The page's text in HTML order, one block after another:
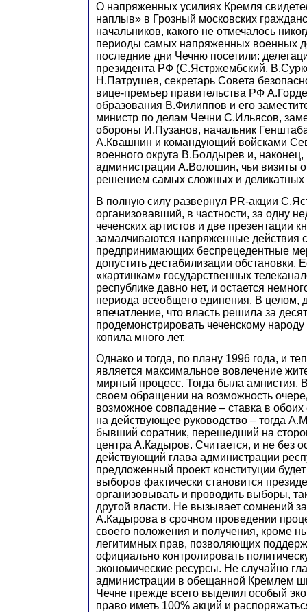
О напряженных усилиях Кремля
наплыв» в Грозный московских
начальников, какого не отмечалось
периоды самых напряженных военных
последние дни Чечню посетили:
президента РФ (С.Ястржембский,
Н.Патрушев, секретарь Совета
вице-премьер правительства РФ
образования В.Филиппов и его
министр по делам Чечни С.Ильясов,
обороны И.Пузанов, начальник
А.Квашнин и командующий войсками
военного округа В.Болдырев и, наконец,
администрации А.Волошин, чьи визиты
решением самых сложных и деликатных
В полную силу развернул PR-акции
организовавший, в частности, за одну
чеченских артистов и две презентации
замалчиваются напряженные действия
предпринимающих беспрецедентные
допустить дестабилизации обстановки.
«картинкам» государственных
республике давно нет, и остается
периода всеобщего единения. В целом,
впечатление, что власть решила за
продемонстрировать чеченскому
копила много лет.
Однако и тогда, по плану 1996 года, и
является максимальное вовлечение
мирный процесс. Тогда была амнистия,
своем обращении на возможность
возможное совпадение – ставка в обоих
на действующее руководство – тогда
бывший соратник, перешедший на
центра А.Кадыров. Считается, и не без
действующий глава администрации
предложенный проект конституции
выборов фактически становится
организовывать и проводить выборы,
другой власти. Не вызывает сомнений
А.Кадырова в срочном проведении
своего положения и получения, кроме
легитимных прав, позволяющих
официально контролировать
экономические ресурсы. Не случайно
администрации в обещанной Кремлем
Чечне прежде всего выделил особый
право иметь 100% акций и